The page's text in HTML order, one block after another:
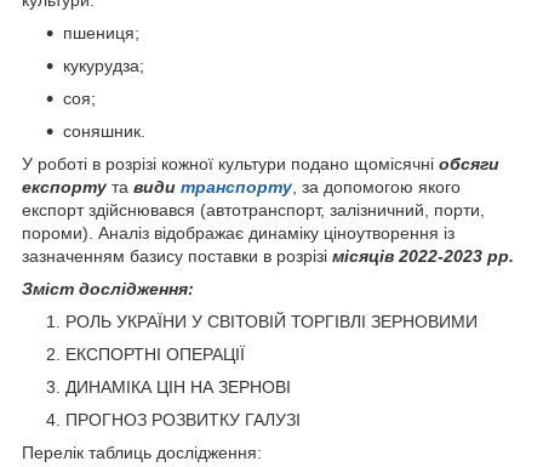
пшениця;
кукурудза;
соя;
соняшник.
У роботі в розрізі кожної культури подано щомісячні обсяги
експорту та види транспорту , за допомогою якого
експорт здійснювався (автотранспорт, залізничний, порти,
пороми). Аналіз відображає динаміку ціноутворення із
зазначенням базису поставки в розрізі місяців 2022-2023 рр.
Зміст дослідження:
РОЛЬ УКРАЇНИ У СВІТОВІЙ ТОРГІВЛІ ЗЕРНОВИМИ
ЕКСПОРТНІ ОПЕРАЦІЇ
ДИНАМІКА ЦІН НА ЗЕРНОВІ
ПРОГНОЗ РОЗВИТКУ ГАЛУЗІ
Перелік таблиць дослідження: